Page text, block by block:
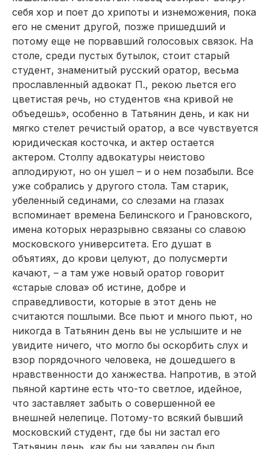
себя хор и поет до хрипоты и изнеможения, пока
его не сменит другой, позже пришедший и
потому еще не порвавший голосовых связок. На
столе, среди пус­тых бутылок, стоит старый
студент, знаменитый русский оратор, весьма
прославленный адвокат П., рекою льется его
цветистая речь, но студентов «на кривой не
объедешь», особенно в Татьянин день, и как ни
мягко стелет речистый оратор, а все чувствуется
юридическая косточка, и актер остается
актером. Столпу адвокатуры неистово
аплодируют, но он ушел – и о нем позабыли. Все
уже собрались у другого стола. Там старик,
убеленный сединами, со слезами на глазах
вспоминает времена Белинского и Грановского,
имена которых неразрывно связаны со славою
московского университета. Его душат в
объятиях, до крови целуют, до полусмерти
качают, – а там уже новый оратор говорит
«старые слова» об истине, доб­ре и
справедливости, которые в этот день не
считаются пошлыми. Все пьют и много пьют, но
никогда в Татьянин день вы не услышите и не
увидите ничего, что могло бы оскорбить слух и
взор порядочного человека, не дошедшего в
нравственности до ханжества. Напротив, в этой
пьяной картине есть что-то светлое, идейное,
что заставляет забыть о совершенной ее
внешней нелепице. Потому-то всякий бывший
московский студент, где бы ни застал его
Татьянин день, как бы ни завален он был